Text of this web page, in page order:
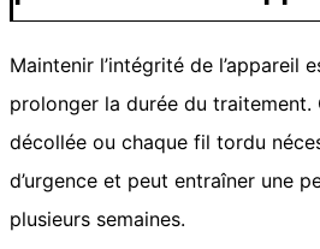
Maintenir l’intégrité de l’appareil
prolonger la durée du traitement.
décollée ou chaque fil tordu
d’urgence et peut entraîner une
plusieurs semaines.